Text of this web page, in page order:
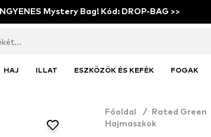
INGYENES Mystery Bag! Kód: DROP-BAG >>
HAJ ILLAT ESZKÖZÖK ÉS KEFÉK FOGAK
Főoldal / Rated Green
Hajmaszkok